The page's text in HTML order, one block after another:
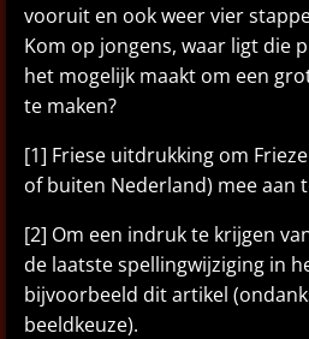
vooruit en ook weer vier
Kom op jongens, waar ligt die
het mogelijk maakt om een
te maken?
[1] Friese uitdrukking om
of buiten Nederland) mee aan
[2] Om een indruk te krijgen
de laatste spellingwijziging in
bijvoorbeeld dit artikel
beeldkeuze).